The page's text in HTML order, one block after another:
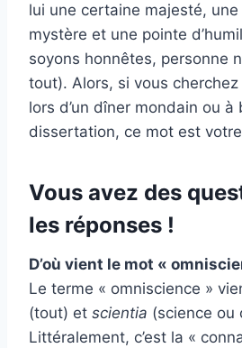
lui une certaine majesté,
mystère et une pointe
soyons honnêtes, personne
tout). Alors, si vous
lors d’un dîner mondain ou à
dissertation, ce mot est
Vous avez des
les réponses !
D’où vient le mot «
Le terme « omniscience »
(tout) et scientia (science ou
Littéralement, c’est la «